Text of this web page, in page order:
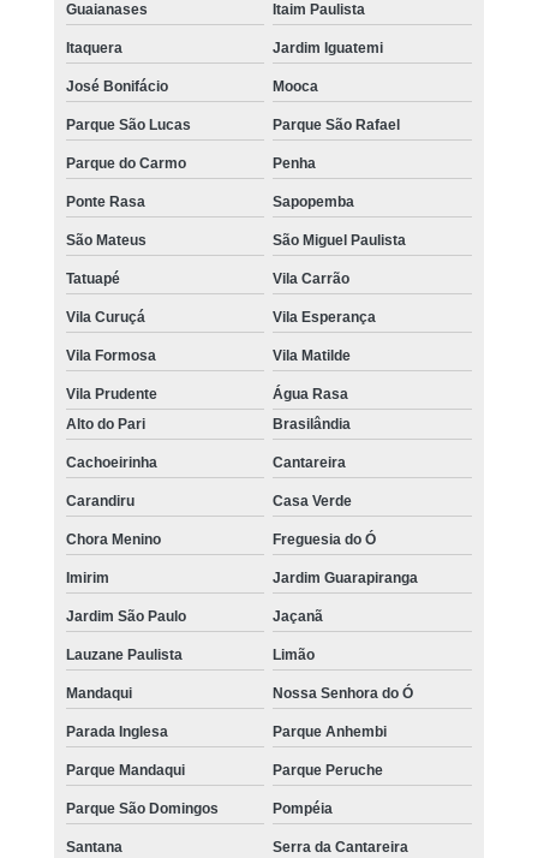
Guaianases Itaim Paulista
Itaquera Jardim Iguatemi
José Bonifácio Mooca
Parque São Lucas Parque São Rafael
Parque do Carmo Penha
Ponte Rasa Sapopemba
São Mateus São Miguel Paulista
Tatuapé Vila Carrão
Vila Curuçá Vila Esperança
Vila Formosa Vila Matilde
Vila Prudente
Água Rasa
Alto do Pari
Brasilândia
Cachoeirinha Cantareira
Carandiru Casa Verde
Chora Menino Freguesia do Ó
Imirim Jardim Guarapiranga
Jardim São Paulo Jaçanã
Lauzane Paulista Limão
Mandaqui Nossa Senhora do Ó
Parada Inglesa Parque Anhembi
Parque Mandaqui Parque Peruche
Parque São Domingos Pompéia
Santana Serra da Cantareira